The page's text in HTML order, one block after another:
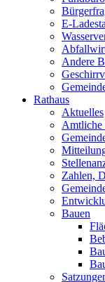
E-
Andere
Rathaus
Aktuelles
Amtliche
Zahlen,
Bauen